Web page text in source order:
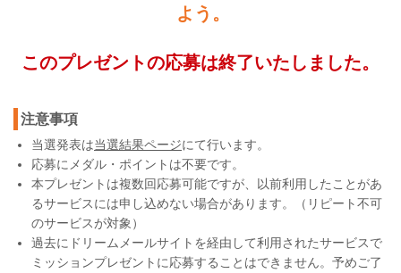
よう。
このプレゼントの応募は終了いたしました。
注意事項
当選発表は当選結果ページにて行います。
応募にメダル・ポイントは不要です。
本プレゼントは複数回応募可能ですが、以前利用したことがあ
るサービスには申し込めない場合があります。（リピート不可
のサービスが対象）
過去にドリームメールサイトを経由して利用されたサービスで
ミッションプレゼントに応募することはできません。予めご了